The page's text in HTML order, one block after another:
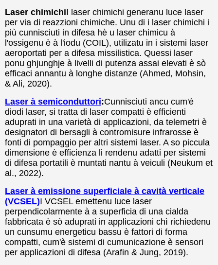
Laser chimichiI laser chimichi generanu luce laser
per via di reazzioni chimiche. Unu di i laser chimichi i
più cunnisciuti in difesa hè u laser chimicu à
l'ossigenu è à l'iodu (COIL), utilizatu in i sistemi laser
aeroportati per a difesa missilistica. Quessi laser
ponu ghjunghje à livelli di putenza assai elevati è sò
efficaci annantu à longhe distanze (Ahmed, Mohsin,
& Ali, 2020).
Laser à semiconduttori:Cunnisciuti ancu cum'è
diodi laser, si tratta di laser compatti è efficienti
aduprati in una varietà di applicazioni, da telemetri è
designatori di bersagli à contromisure infrarosse è
fonti di pompaggio per altri sistemi laser. A so piccula
dimensione è efficienza li rendenu adatti per sistemi
di difesa portatili è muntati nantu à veiculi (Neukum et
al., 2022).
Laser à emissione superficiale à cavità verticale
(VCSEL)I VCSEL emettenu luce laser
perpendicolarmente à a superficia di una cialda
fabbricata è sò aduprati in applicazioni chì richiedenu
un cunsumu energeticu bassu è fattori di forma
compatti, cum'è sistemi di cumunicazione è sensori
per applicazioni di difesa (Arafin & Jung, 2019).